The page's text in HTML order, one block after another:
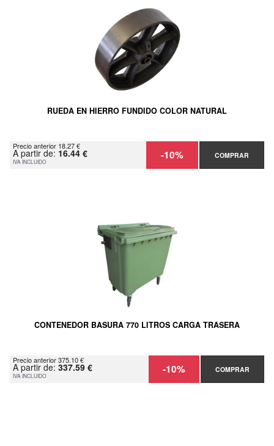
RUEDA EN HIERRO FUNDIDO COLOR NATURAL
Precio anterior 18.27 €
A partir de: 16.44 €
IVA INCLUIDO -10% COMPRAR
CONTENEDOR BASURA 770 LITROS CARGA TRASERA
Precio anterior 375.10 €
A partir de: 337.59 €
IVA INCLUIDO -10% COMPRAR